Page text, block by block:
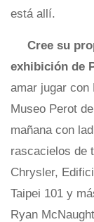
está allí.
Cree su
exhibición de
amar jugar con
Museo Perot
mañana con
rascacielos de
Chrysler,
Taipei 101 y
Ryan